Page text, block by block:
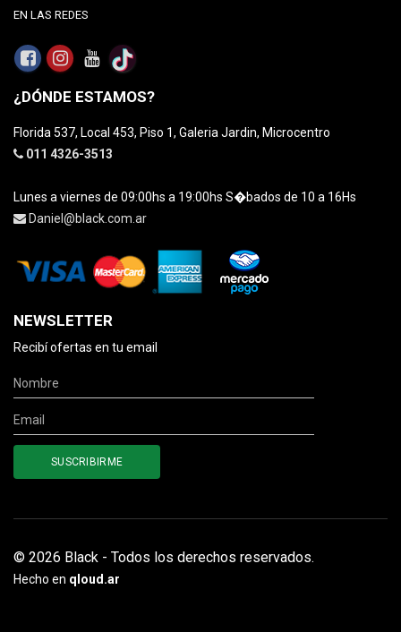
EN LAS REDES
¿DÓNDE ESTAMOS?
Florida 537, Local 453, Piso 1, Galeria Jardin, Microcentro
011 4326-3513
Lunes a viernes de 09:00hs a 19:00hs S�bados de 10 a 16Hs
Daniel@black.com.ar
NEWSLETTER
Recibí ofertas en tu email
© 2026 Black - Todos los derechos reservados.
Hecho en qloud.ar